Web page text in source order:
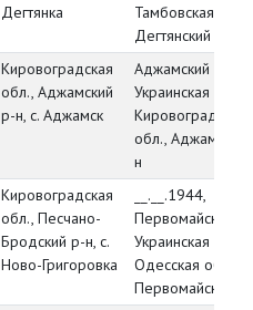
Дегтянка
Тамбовская обл.,
Дегтянский р-н
Кировоградская
обл., Аджамский
р-н, с. Аджамск
Аджамский РВК,
Украинская ССР,
Кировоградская
обл., Аджамский
н
Кировоградская
обл., Песчано-
Бродский р-н, с.
Ново-Григоровка
__.__.1944,
Первомайский
Украинская ССР,
Одесская обл.,
Первомайский